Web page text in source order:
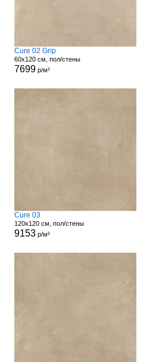
Cure 02 Grip
60x120 см, пол/стены
7699р/м²
Cure 03
120x120 см, пол/стены
9153р/м²